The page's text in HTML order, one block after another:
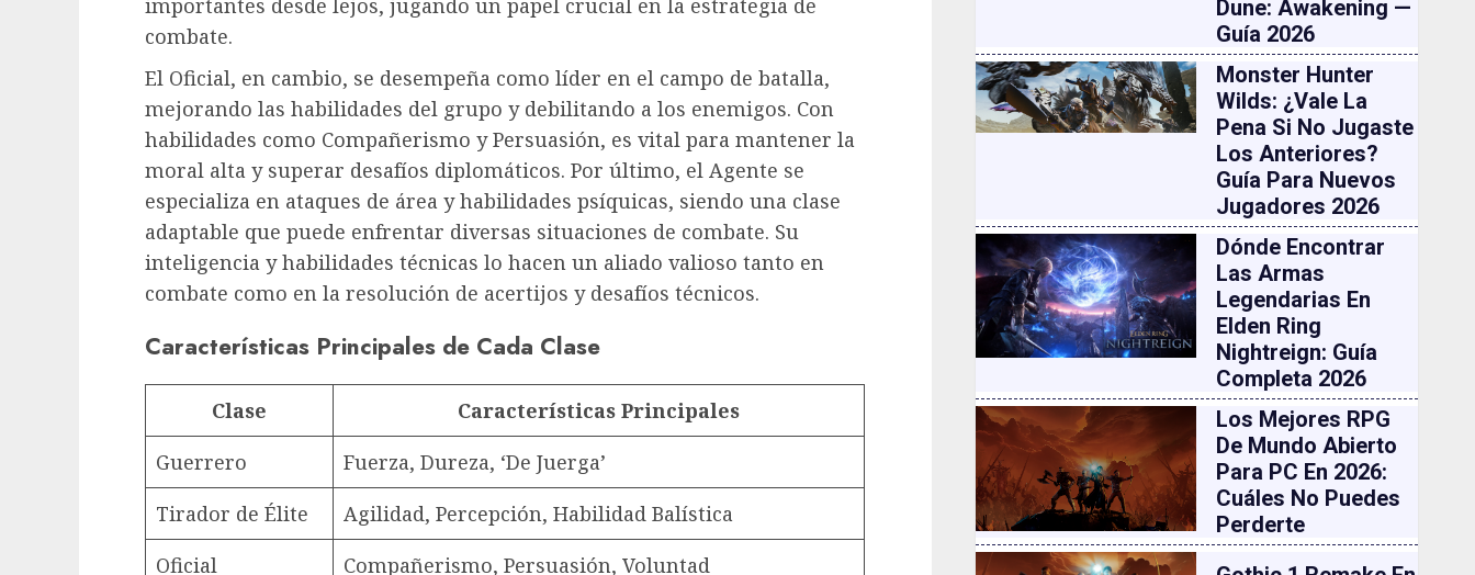
importantes desde lejos, jugando un papel crucial en la estrategia de
combate.
El Oficial, en cambio, se desempeña como líder en el campo de batalla,
mejorando las habilidades del grupo y debilitando a los enemigos. Con
habilidades como Compañerismo y Persuasión, es vital para mantener la
moral alta y superar desafíos diplomáticos. Por último, el Agente se
especializa en ataques de área y habilidades psíquicas, siendo una clase
adaptable que puede enfrentar diversas situaciones de combate. Su
inteligencia y habilidades técnicas lo hacen un aliado valioso tanto en
combate como en la resolución de acertijos y desafíos técnicos.
Características Principales de Cada Clase
Clase
Características Principales
Guerrero
Fuerza, Dureza, ‘De Juerga’
Tirador de Élite
Agilidad, Percepción, Habilidad Balística
Oficial
Compañerismo, Persuasión, Voluntad
Dune: Awakening —
Guía 2026
Monster Hunter
Wilds: ¿vale La
Pena Si No Jugaste
Los Anteriores?
Guía Para Nuevos
Jugadores 2026
Dónde Encontrar
Las Armas
Legendarias En
Elden Ring
Nightreign: Guía
Completa 2026
Los Mejores RPG
De Mundo Abierto
Para PC En 2026:
Cuáles No Puedes
Perderte